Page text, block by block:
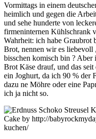
Vormittags in einem
heimlich und gegen die
und sehe hunderte von
firmeninternen Kühlschrank
Wahrheit: ich habe Graubrot
Brot, nennen wir es liebevoll
bisschen komisch bin ? Aber
Brot Käse drauf, und das
ein Joghurt, da ich 90 % der
dazu ne Möhre oder eine
ich ja nicht so.